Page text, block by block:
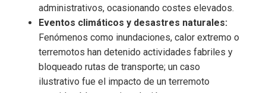
administrativos, ocasionando costes elevados.
Eventos climáticos y desastres naturales:
Fenómenos como inundaciones, calor extremo o
terremotos han detenido actividades fabriles y
bloqueado rutas de transporte; un caso
ilustrativo fue el impacto de un terremoto